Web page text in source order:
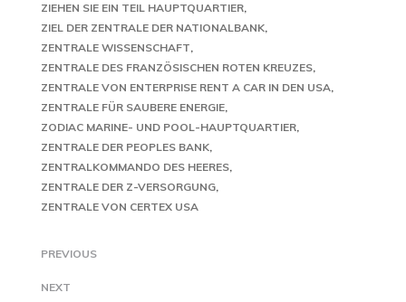
ZIEHEN SIE EIN TEIL HAUPTQUARTIER
ZIEL DER ZENTRALE DER NATIONALBANK
ZENTRALE WISSENSCHAFT
ZENTRALE DES FRANZÖSISCHEN ROTEN KREUZES
ZENTRALE VON ENTERPRISE RENT A CAR IN DEN USA
ZENTRALE FÜR SAUBERE ENERGIE
ZODIAC MARINE- UND POOL-HAUPTQUARTIER
ZENTRALE DER PEOPLES BANK
ZENTRALKOMMANDO DES HEERES
ZENTRALE DER Z-VERSORGUNG
ZENTRALE VON CERTEX USA
PREVIOUS
NEXT